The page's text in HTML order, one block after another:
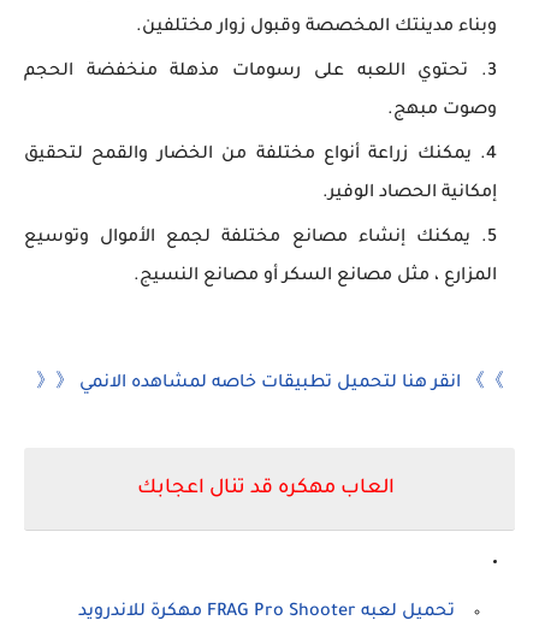
وبناء مدينتك المخصصة وقبول زوار مختلفين.
تحتوي اللعبه على رسومات مذهلة منخفضة الحجم
وصوت مبهج.
يمكنك زراعة أنواع مختلفة من الخضار والقمح لتحقيق
إمكانية الحصاد الوفير.
يمكنك إنشاء مصانع مختلفة لجمع الأموال وتوسيع
المزارع ، مثل مصانع السكر أو مصانع النسيج.
》》 انقر هنا لتحميل تطبيقات خاصه لمشاهده الانمي 《《
العاب مهكره قد تنال اعجابك
تحميل لعبه FRAG Pro Shooter مهكرة للاندرويد